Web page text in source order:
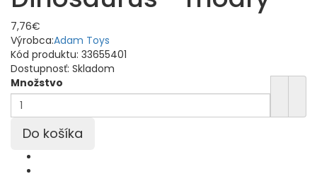
7,76€
Výrobca:Adam Toys
Kód produktu: 33655401
Dostupnosť: Skladom
Množstvo